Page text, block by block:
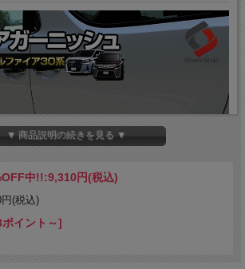
▼ 商品説明の続きを見る ▼
中!!:9,310円(税込)
(税込)
イント～]